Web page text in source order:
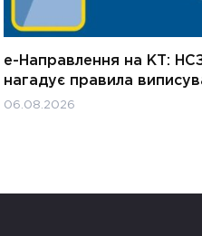
е-Направлення на КТ:
нагадує правила
06.08.2026